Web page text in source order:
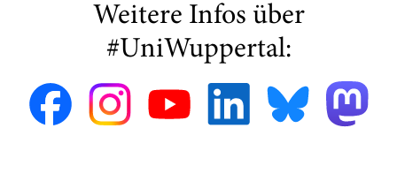
Weitere Infos über
#UniWuppertal: